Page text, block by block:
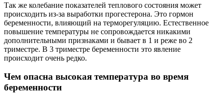
Так же колебание показателей теплового состояния может
происходить из-за выработки прогестерона. Это гормон
беременности, влияющий на терморегуляцию. Естественное
повышение температуры не сопровождается никакими
дополнительными признаками и бывает в 1 и реже во 2
триместре. В 3 триместре беременности это явление
происходит очень редко.
Чем опасна высокая температура во время
беременности